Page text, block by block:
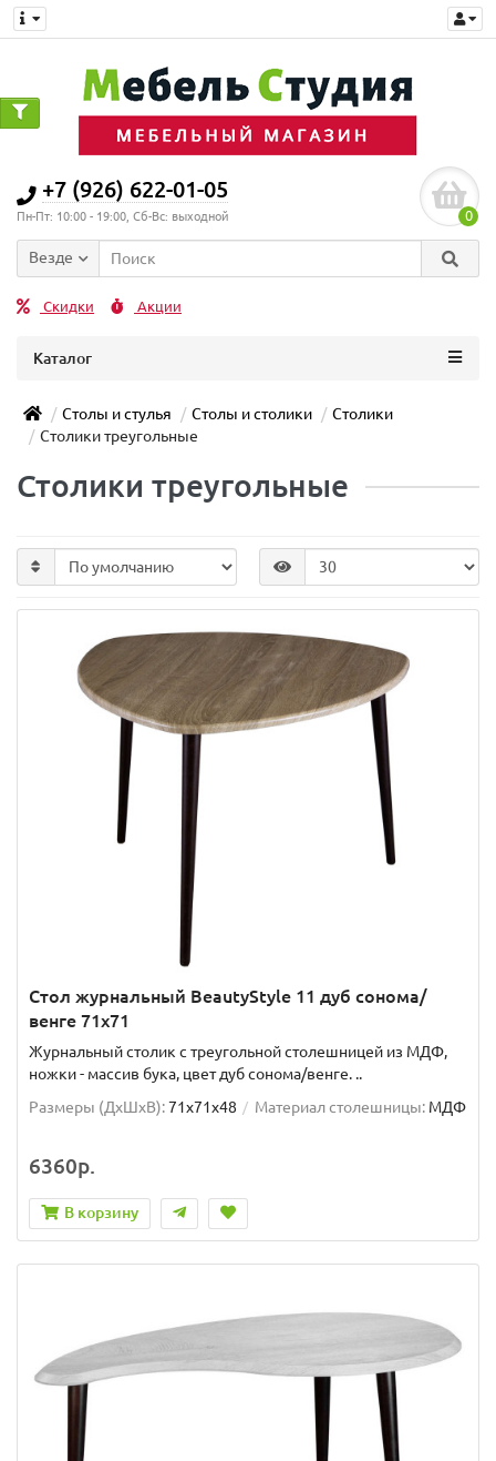
+7 (926) 622-01-05
Пн-Пт: 10:00 - 19:00, Сб-Вс: выходной 0
Везде
Скидки Акции
Каталог
Столы и стулья Столы и столики
Столики
Столики треугольные
Столики треугольные
Стол журнальный BeautyStyle 11 дуб сонома/
венге 71х71
Журнальный столик с треугольной столешницей из МДФ,
ножки - массив бука, цвет дуб сонома/венге. ..
Размеры (ДхШxВ):71х71х48 Материал столешницы: МДФ
6360р.
В корзину